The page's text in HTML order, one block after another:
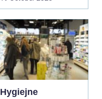
Hygiejne